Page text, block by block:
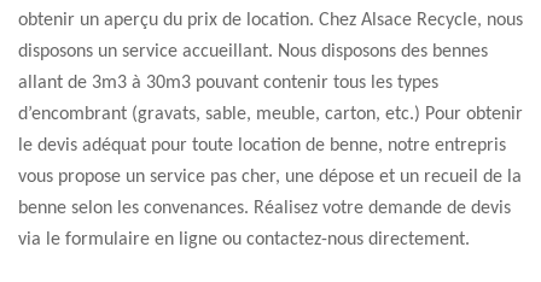
obtenir un aperçu du prix de location. Chez Alsace Recycle, nous
disposons un service accueillant. Nous disposons des bennes
allant de 3m3 à 30m3 pouvant contenir tous les types
d’encombrant (gravats, sable, meuble, carton, etc.) Pour obtenir
le devis adéquat pour toute location de benne, notre entrepris
vous propose un service pas cher, une dépose et un recueil de la
benne selon les convenances. Réalisez votre demande de devis
via le formulaire en ligne ou contactez-nous directement.